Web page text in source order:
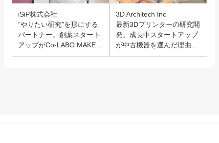
iSiP株式会社
"やりたい研究"を形にする
パートナー。創薬スタート
アップがCo-LABO MAKER
を選んだ理由。
3D Architech Inc
最新3Dプリンターの研究開
発。成長中スタートアップ
が中古機器を選んだ理由と
は？